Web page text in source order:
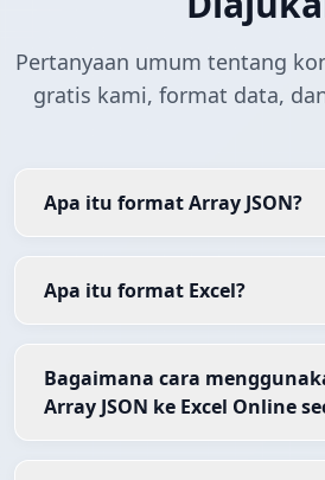
Pertanyaan umum tentang
gratis kami, format data,
Apa itu format Array JSON?
Apa itu format Excel?
Bagaimana cara
Array JSON ke Excel Online